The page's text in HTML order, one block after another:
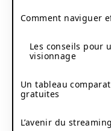
Comment naviguer
Les conseils pour
visionnage
Un tableau
gratuites
L’avenir du